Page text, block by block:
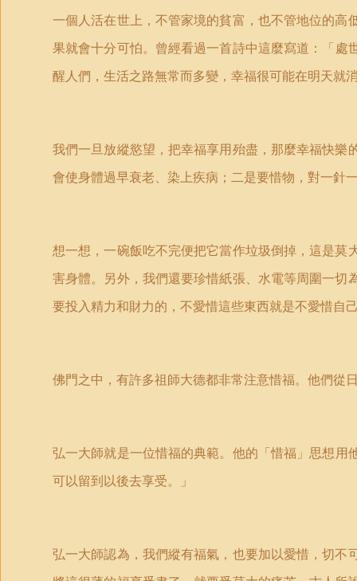
一個人活在世上，不管家境的貧富，也不管地位的
果就會十分可怕。曾經看過一首詩中這麼寫道：
「處
醒人們，生活之路無常而多變，幸福很可能在明天就
我們一旦放縱慾望，把幸福享用殆盡，那麼幸福快
會使身體過早衰老、染上疾病；二是要惜物，對一針
想一想，一碗飯吃不完便把它當作垃圾倒掉，這是
害身體。另外，我們還要珍惜紙張、水電等周圍一
要投入精力和財力的，不愛惜這些東西就是不愛惜自
佛門之中，有許多祖師大德都非常注意惜福。他們從
弘一大師就是一位惜福的典範。他的 「惜福 」思想用
可以留到以後去享受。」
弘一大師認為，我們縱有福氣，也要加以愛惜，切